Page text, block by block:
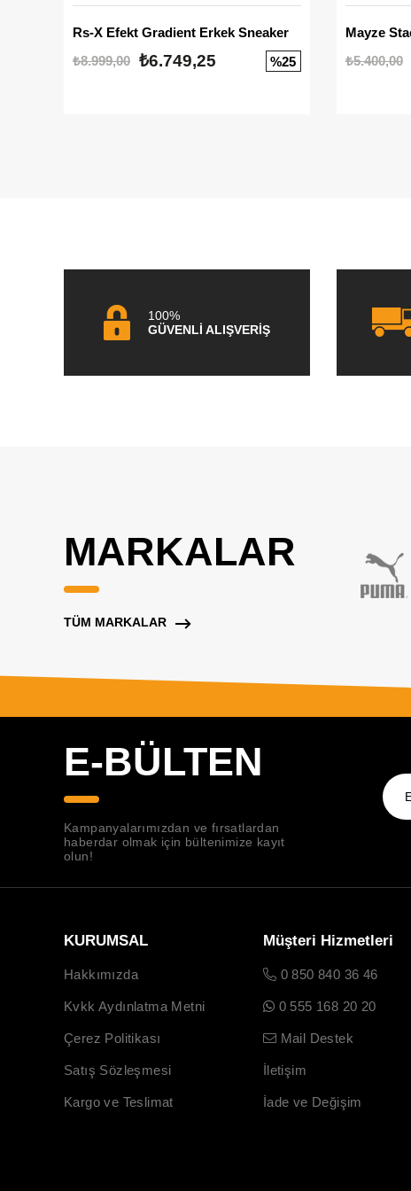
Rs-X Efekt Gradient Erkek Sneaker
₺8.999,00 ₺6.749,25 %25
₺5.400,00
100%
GÜVENLİ ALIŞVERİŞ
MARKALAR
TÜM MARKALAR
E-BÜLTEN
Kampanyalarımızdan ve fırsatlardan
haberdar olmak için bültenimize kayıt
olun!
KURUMSAL
Hakkımızda
Kvkk Aydınlatma Metni
Çerez Politikası
Satış Sözleşmesi
Kargo ve Teslimat
Müşteri Hizmetleri
0 850 840 36 46
0 555 168 20 20
Mail Destek
İletişim
İade ve Değişim